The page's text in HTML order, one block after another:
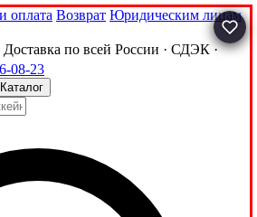
оплата Возврат Юридическим лицам
Доставка по всей России · СДЭК ·
08-23
Каталог